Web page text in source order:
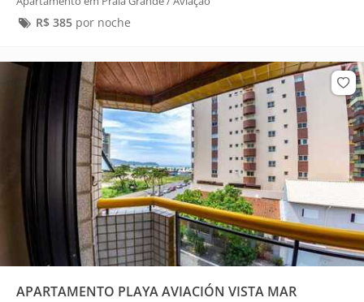
R$ 385por noche
APARTAMENTO PLAYA AVIACIÓN VISTA MAR